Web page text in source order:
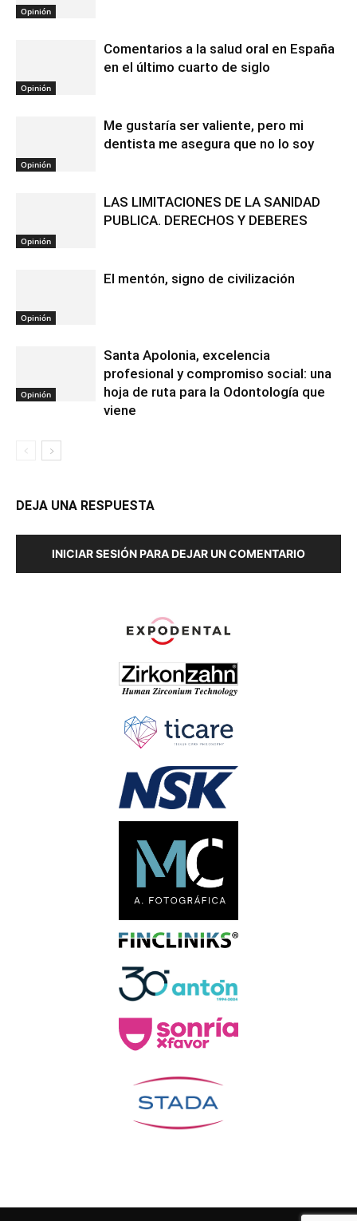
Opinión
Opinión
Comentarios a la salud oral en España
en el último cuarto de siglo
Opinión
Me gustaría ser valiente, pero mi
dentista me asegura que no lo soy
Opinión
LAS LIMITACIONES DE LA SANIDAD
PUBLICA. DERECHOS Y DEBERES
Opinión
El mentón, signo de civilización
Opinión
Santa Apolonia, excelencia
profesional y compromiso social: una
hoja de ruta para la Odontología que
viene
DEJA UNA RESPUESTA
INICIAR SESIÓN PARA DEJAR UN COMENTARIO